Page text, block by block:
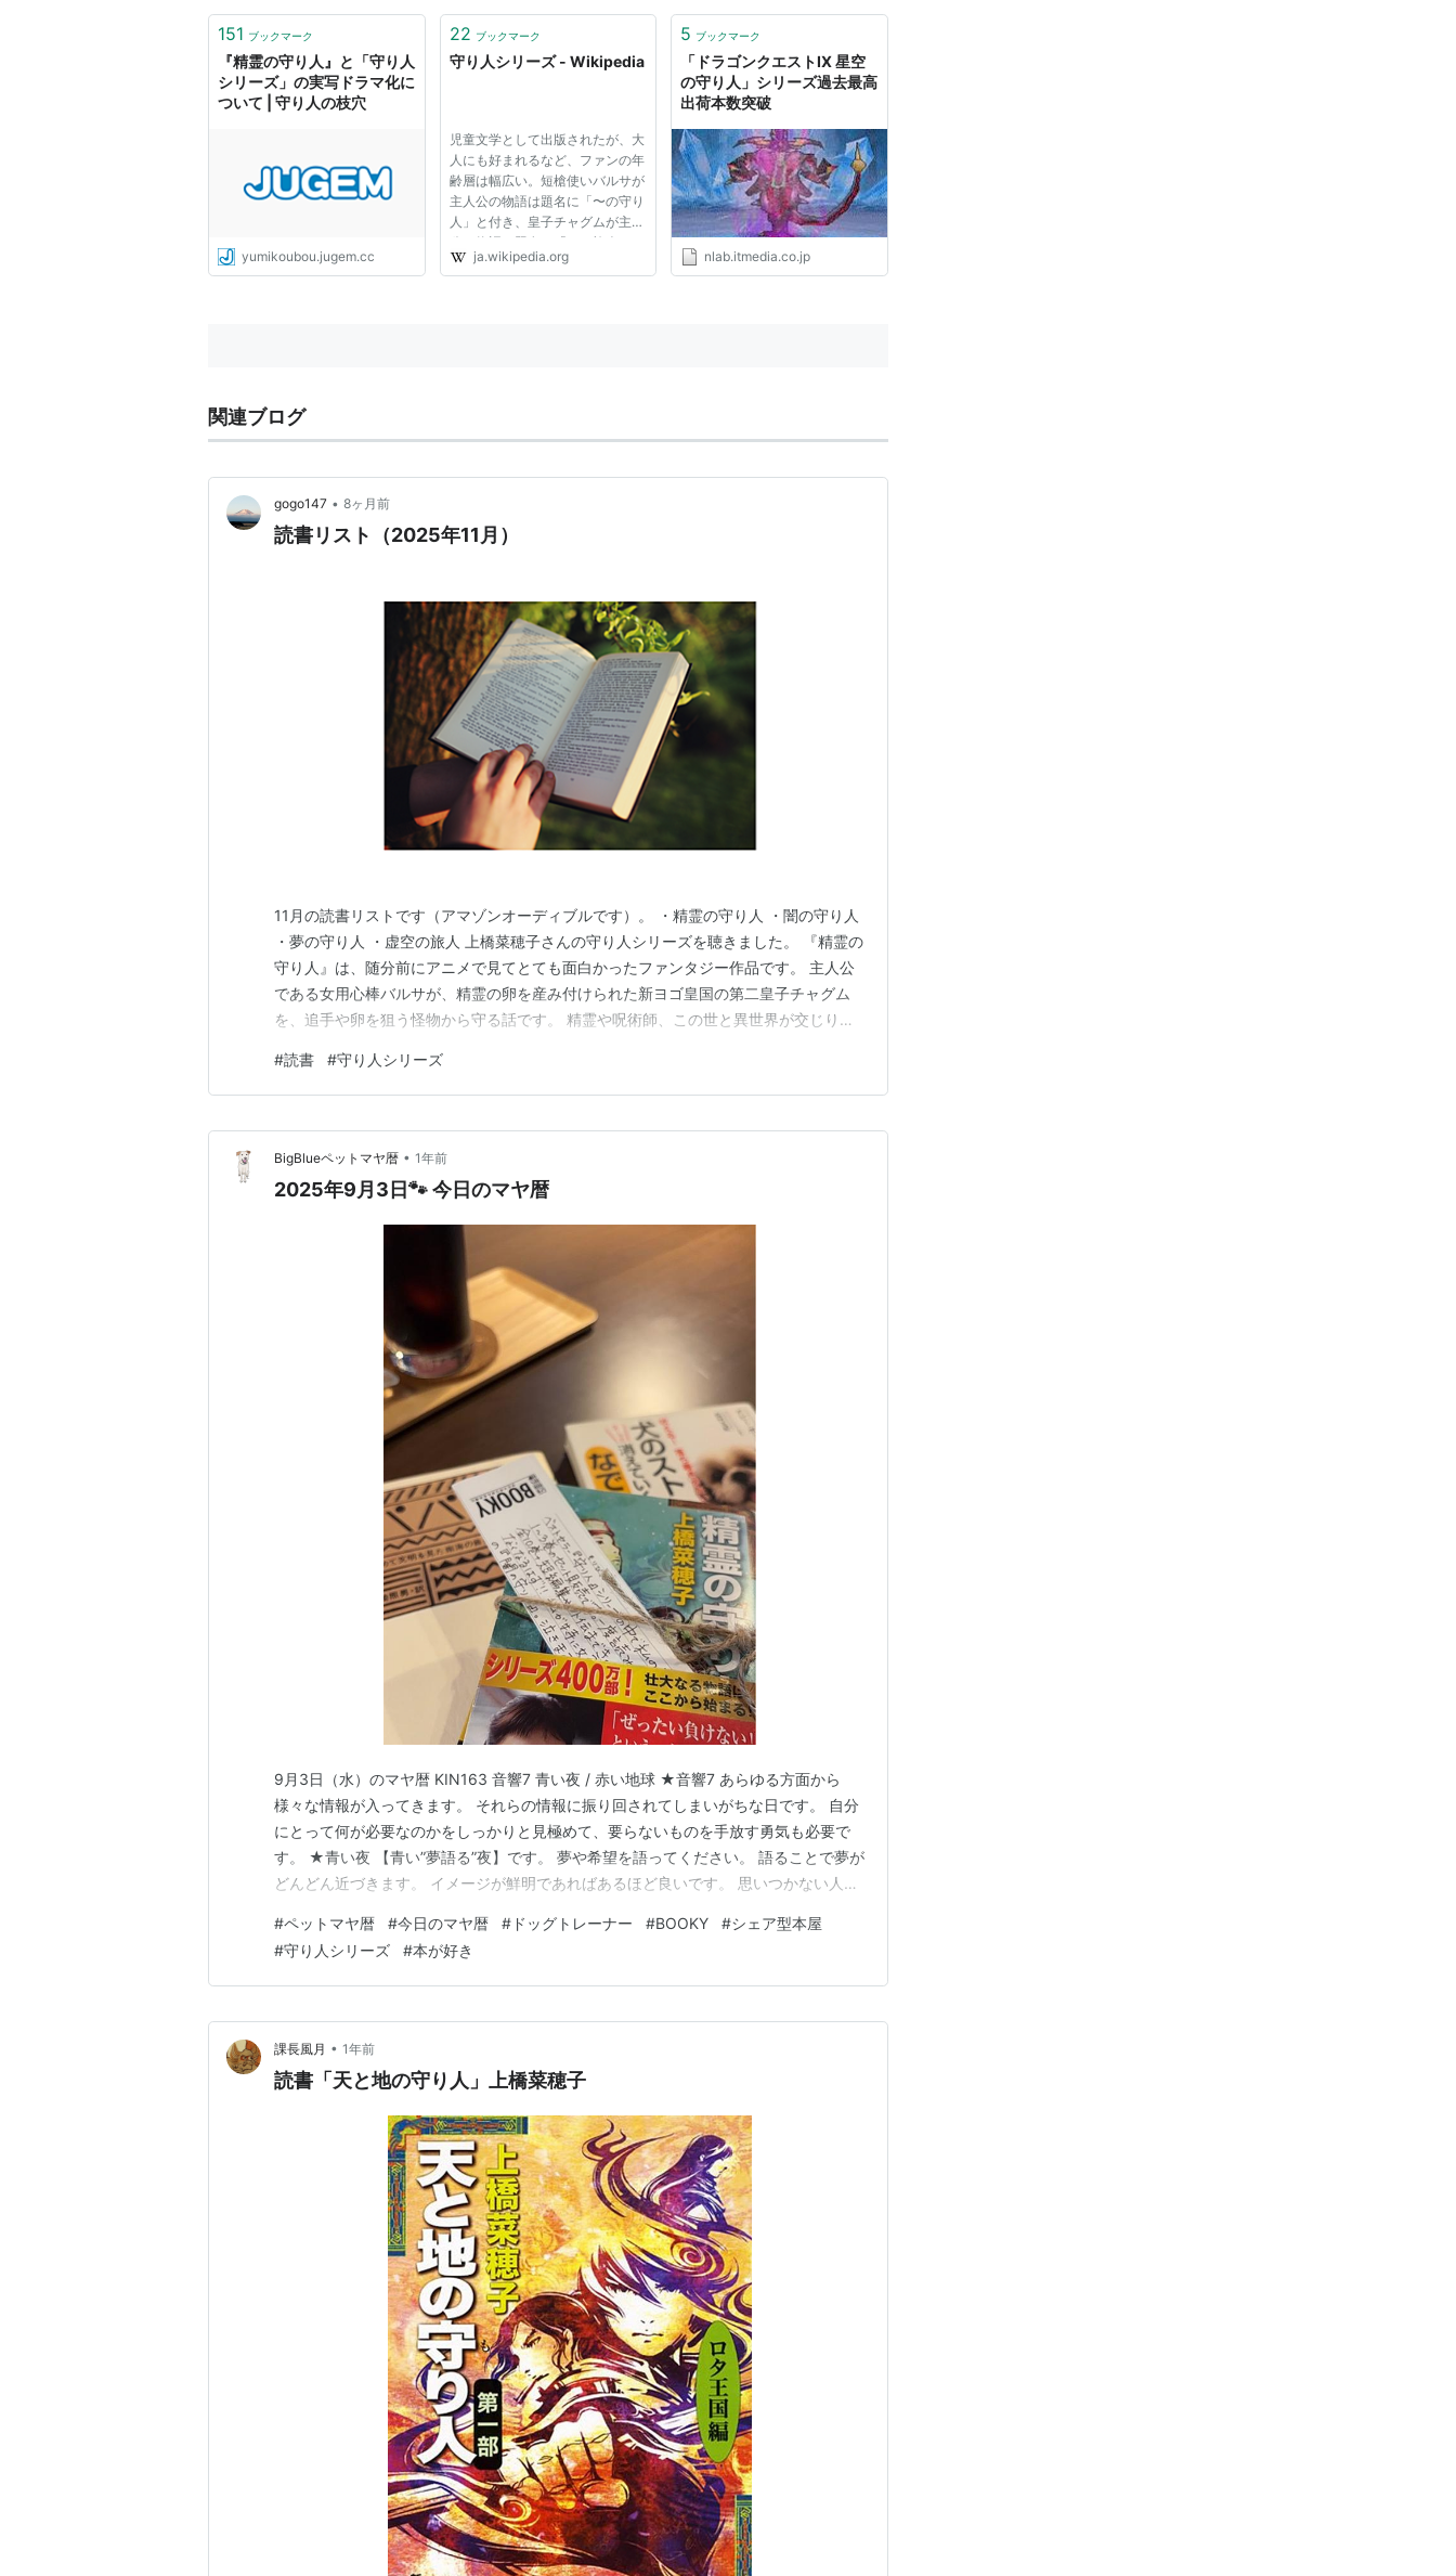
151 ブックマーク
『精霊の守り人』と「守り人
シリーズ」の実写ドラマ化に
ついて | 守り人の枝穴
yumikoubou.jugem.cc
22 ブックマーク
守り人シリーズ - Wikipedia
児童文学として出版されたが、大
人にも好まれるなど、ファンの年
齢層は幅広い。短槍使いバルサが
主人公の物語は題名に「〜の守り
人」と付き、皇子チャグムが主人
公の物語は題名に「〜の旅人」と
付く。両物語は最終話（天と地の
ja.wikipedia.org
5 ブックマーク
「ドラゴンクエストIX 星空
の守り人」シリーズ過去最高
出荷本数突破
nlab.itmedia.co.jp
関連ブログ
gogo147 • 8ヶ月前
読書リスト（2025年11月）
11月の読書リストです（アマゾンオーディブルです）。 ・精霊の守り人 ・闇の守り人
・夢の守り人 ・虚空の旅人 上橋菜穂子さんの守り人シリーズを聴きました。 『精霊の
守り人』は、随分前にアニメで見てとても面白かったファンタジー作品です。 主人公
である女用心棒バルサが、精霊の卵を産み付けられた新ヨゴ皇国の第二皇子チャグム
を、追手や卵を狙う怪物から守る話です。 精霊や呪術師、この世と異世界が交じり合
ることに気づいて、まずは、２巻目の『闇の守り人』を聴きましたが、止まらなくなり
4巻の『虚空の旅人』まで一気に聴いてしまいまし…
#読書 #守り人シリーズ
BigBlueペットマヤ暦 • 1年前
2025年9月3日🐾 今日のマヤ暦
9月3日（水）のマヤ暦 KIN163 音響7 青い夜 / 赤い地球 ★音響7 あらゆる方面から
様々な情報が入ってきます。 それらの情報に振り回されてしまいがちな日です。 自分
にとって何が必要なのかをしっかりと見極めて、要らないものを手放す勇気も必要で
す。 ★青い夜 【青い”夢語る”夜】です。 夢や希望を語ってください。 語ることで夢が
どんどん近づきます。 イメージが鮮明であればあるほど良いです。 思いつかない人
い。 ★赤い地球（13日間） たくさんの方と心を開いて話してみましょう。 特に、大
切に思っている人ととことん本…
#ペットマヤ暦 #今日のマヤ暦 # ドッグトレーナー #BOOKY #シェア型本屋
#守り人シリーズ #本が好き
課長風月 • 1年前
読書「天と地の守り人」上橋菜穂子